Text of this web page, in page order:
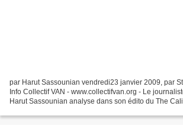
par Harut Sassounian vendredi23 janvier 2009, par
Info Collectif VAN - www.collectifvan.org - Le
Harut Sassounian analyse dans son édito du The